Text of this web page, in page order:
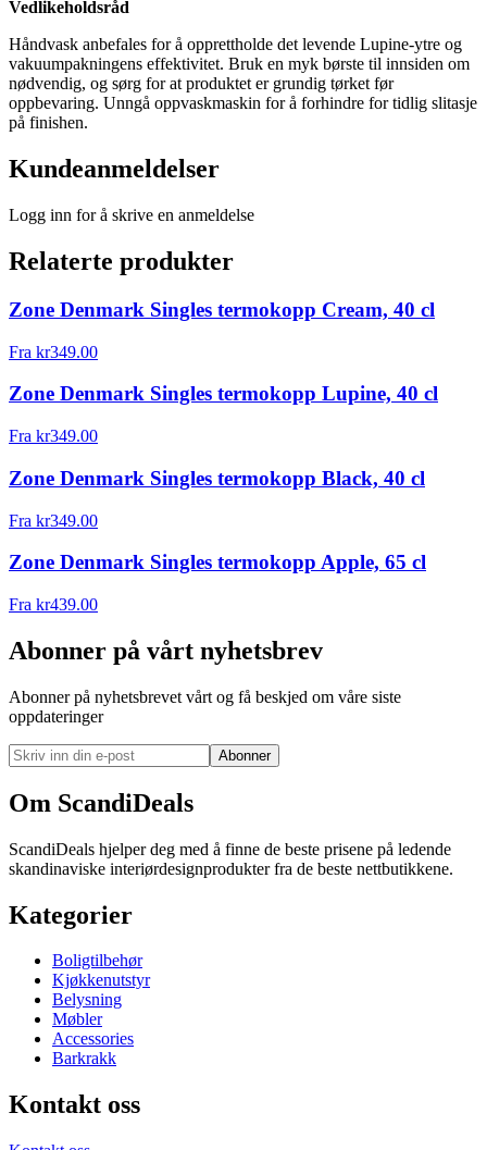
Vedlikeholdsråd
Håndvask anbefales for å opprettholde det levende Lupine-ytre og
vakuumpakningens effektivitet. Bruk en myk børste til innsiden om
nødvendig, og sørg for at produktet er grundig tørket før
oppbevaring. Unngå oppvaskmaskin for å forhindre for tidlig slitasje
på finishen.
Kundeanmeldelser
Logg inn for å skrive en anmeldelse
Relaterte produkter
Zone Denmark Singles termokopp Cream, 40 cl
Fra kr349.00
Zone Denmark Singles termokopp Lupine, 40 cl
Fra kr349.00
Zone Denmark Singles termokopp Black, 40 cl
Fra kr349.00
Zone Denmark Singles termokopp Apple, 65 cl
Fra kr439.00
Abonner på vårt nyhetsbrev
Abonner på nyhetsbrevet vårt og få beskjed om våre siste
oppdateringer
Abonner
Om ScandiDeals
ScandiDeals hjelper deg med å finne de beste prisene på ledende
skandinaviske interiørdesignprodukter fra de beste nettbutikkene.
Kategorier
Boligtilbehør
Kjøkkenutstyr
Belysning
Møbler
Accessories
Barkrakk
Kontakt oss